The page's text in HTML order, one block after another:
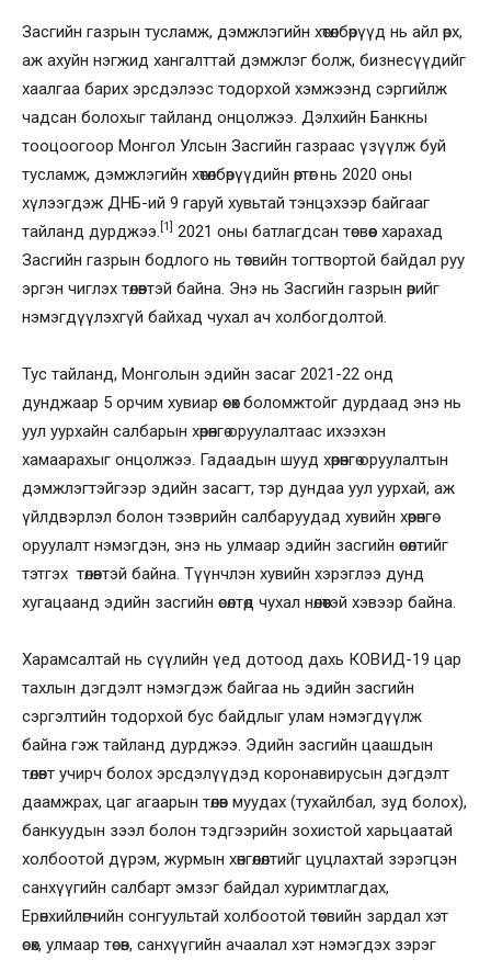
Засгийн газрын тусламж, дэмжлэгийн хөтөлбөрүүд нь айл өрх,
аж ахуйн нэгжид хангалттай дэмжлэг болж, бизнесүүдийг
хаалгаа барих эрсдэлээс тодорхой хэмжээнд сэргийлж
чадсан болохыг тайланд онцолжээ. Дэлхийн Банкны
тооцоогоор Монгол Улсын Засгийн газраас үзүүлж буй
тусламж, дэмжлэгийн хөтөлбөрүүдийн өртөг нь 2020 оны
хүлээгдэж ДНБ-ий 9 гаруй хувьтай тэнцэхээр байгааг
тайланд дурджээ. [1]
2021 оны батлагдсан төсвөөс харахад
Засгийн газрын бодлого нь төсвийн тогтвортой байдал руу
эргэн чиглэх төлөвтэй байна. Энэ нь Засгийн газрын өрийг
нэмэгдүүлэхгүй байхад чухал ач холбогдолтой.
Тус тайланд, Монголын эдийн засаг 2021-22 онд
дунджаар 5 орчим хувиар өсөх боломжтойг дурдаад энэ нь
уул уурхайн салбарын хөрөнгө оруулалтаас ихээхэн
хамаарахыг онцолжээ. Гадаадын шууд хөрөнгө оруулалтын
дэмжлэгтэйгээр эдийн засагт, тэр дундаа уул уурхай, аж
үйлдвэрлэл болон тээврийн салбаруудад хувийн хөрөнгө
оруулалт нэмэгдэн, энэ нь улмаар эдийн засгийн өсөлтийг
тэтгэх төлөвтэй байна. Түүнчлэн хувийн хэрэглээ дунд
хугацаанд эдийн засгийн өсөлтөд чухал нөлөөтэй хэвээр байна.
Харамсалтай нь сүүлийн үед дотоод дахь КОВИД-19 цар
тахлын дэгдэлт нэмэгдэж байгаа нь эдийн засгийн
сэргэлтийн тодорхой бус байдлыг улам нэмэгдүүлж
байна гэж тайланд дурджээ. Эдийн засгийн цаашдын
төлөвт учирч болох эрсдэлүүдэд коронавирусын дэгдэлт
даамжрах, цаг агаарын төлөв муудах (тухайлбал, зуд болох),
банкуудын зээл болон тэдгээрийн зохистой харьцаатай
холбоотой дүрэм, журмын хөнгөлөлтийг цуцлахтай зэрэгцэн
санхүүгийн салбарт эмзэг байдал хуримтлагдах,
Ерөнхийлөгчийн сонгуультай холбоотой төсвийн зардал хэт
өсөх, улмаар төсөв, санхүүгийн ачаалал хэт нэмэгдэх зэрэг